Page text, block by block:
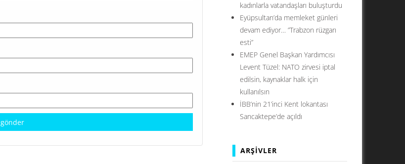
kadınlarla vatandaşları buluşturdu
Eyüpsultan’da memleket günleri
devam ediyor… ”Trabzon rüzgarı
esti”
EMEP Genel Başkan Yardımcısı
Levent Tüzel: NATO zirvesi iptal
edilsin, kaynaklar halk için
kullanılsın
İBB’nin 21’inci Kent lokantası
Sancaktepe’de açıldı
ARŞIVLER